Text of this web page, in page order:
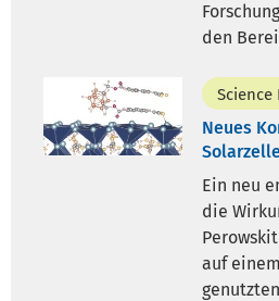
den
Neues
Ein neu
die
auf